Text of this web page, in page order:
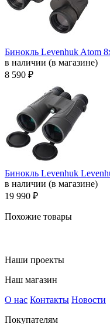
Бинокль Levenhuk Atom
в наличии (в магазине)
8 590 ₽
Бинокль Levenhuk
в наличии (в магазине)
19 990 ₽
Похожие товары
Наши проекты
Наш магазин
О нас Контакты Новости
Покупателям